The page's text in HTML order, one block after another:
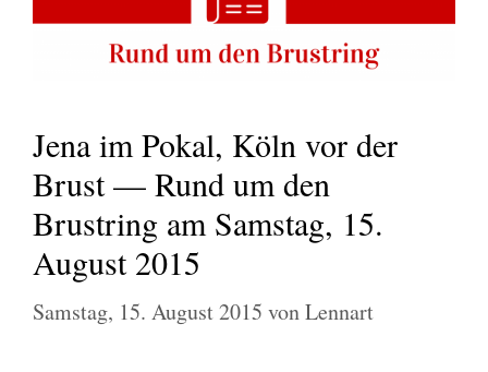
Jena im Pokal, Köln vor der
Brust — Rund um den
Brustring am Samstag, 15.
August 2015
Samstag, 15. August 2015 vonLennart